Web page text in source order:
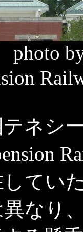
photo
ネシ
てい
なり